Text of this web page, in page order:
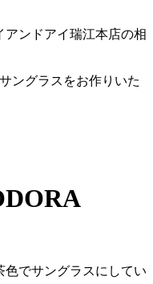
ンドアイ瑞江本店の相
ングラスをお作りいた
色でサングラスにしてい